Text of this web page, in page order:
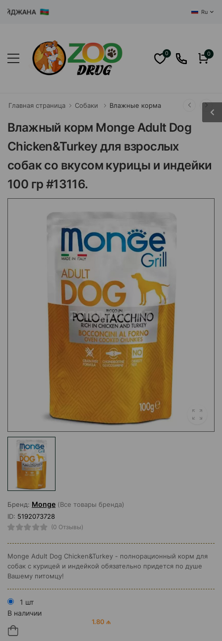
Ru
0 0
Главная страница Собаки Влажные корма
Влажный корм Monge Adult Dog
Chicken&Turkey для взрослых
собак со вкусом курицы и индейки
100 гр #13116.
Бренд: Monge (Все товары бренда)
ID: 5192073728
(0 Отзывы)
Monge Adult Dog Chicken&Turkey - полнорационный корм для
собак с курицей и индейкой обязательно придется по душе
Вашему питомцу!
1 шт
В наличии
1.80 ₼